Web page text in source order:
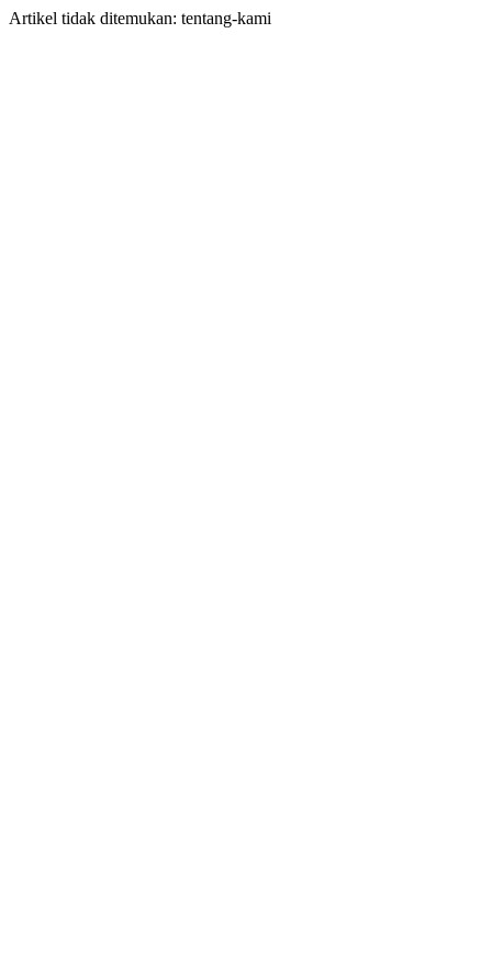
Artikel tidak ditemukan: tentang-kami